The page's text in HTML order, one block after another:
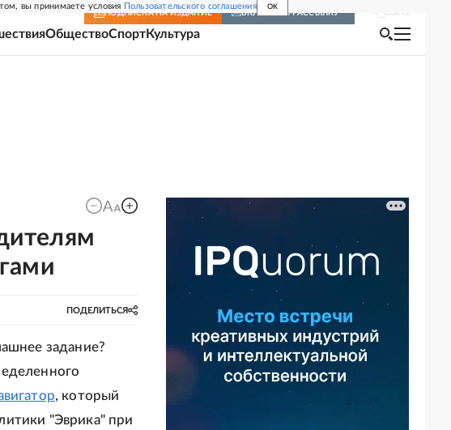
вы принимаете условия Пользовательского соглашения OK
ПОДПИСКА НА ИЗДАНИЕ ВКЛЮЧИТЬ РАССЫЛКУ
ОбществоСпортКультура
ПОДЕЛИТЬСЯ
задание?
, который
"Эврика" при